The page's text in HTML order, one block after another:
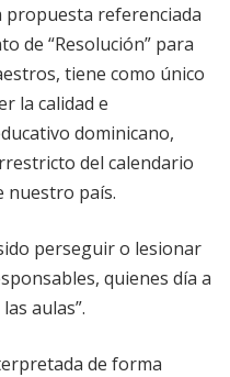
propuesta referenciada
de “Resolución” para
tiene como único
la calidad e
dominicano,
del calendario
nuestro país.
perseguir o lesionar
quienes día a
aulas”.
de forma